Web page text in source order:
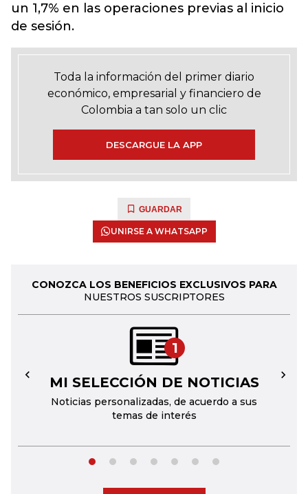
un 1,7% en las operaciones previas al inicio
de sesión.
Toda la información del primer diario
económico, empresarial y financiero de
Colombia a tan solo un clic
DESCARGUE LA APP
GUARDAR
UNIRSE A WHATSAPP
CONOZCA LOS BENEFICIOS EXCLUSIVOS PARA
NUESTROS SUSCRIPTORES
1
MI SELECCIÓN DE NOTICIAS
Noticias personalizadas, de acuerdo a sus
temas de interés
← →